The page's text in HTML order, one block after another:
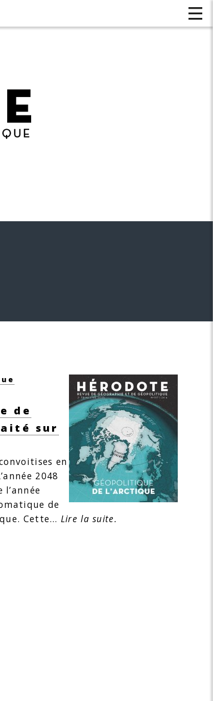
de
sur
en
2048
de
Cette… Lire la suite.